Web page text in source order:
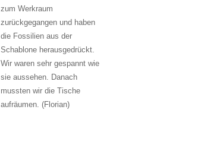
zum Werkraum
zurückgegangen und haben
die Fossilien aus der
Schablone herausgedrückt.
Wir waren sehr gespannt wie
sie aussehen. Danach
mussten wir die Tische
aufräumen. (Florian)